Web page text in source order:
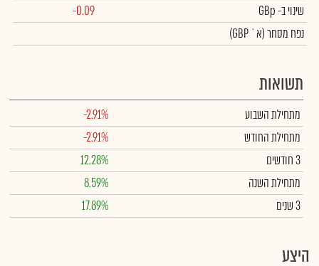
שינויב- GBp
-0.09
נפח מסחר(א` GBP)
תשואות
מתחילת השבוע
-2.91%
מתחילת החודש
-2.91%
3 חודשים
12.28%
מתחילת השנה
8.59%
3 שנים
17.89%
היצע